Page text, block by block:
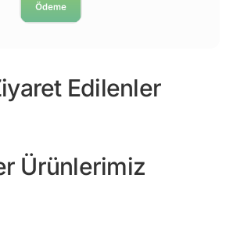
Edilenler
Ürünlerimiz